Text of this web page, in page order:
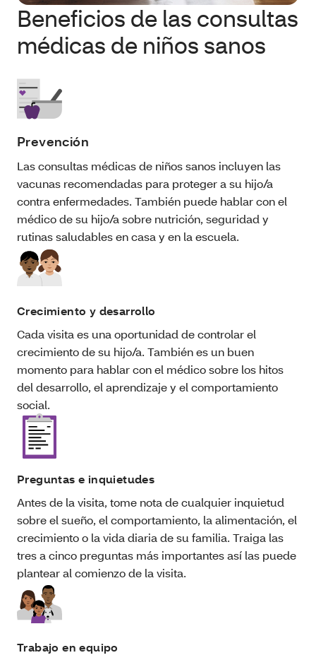
Beneficios de las consultas
médicas de niños sanos
Prevención
Las consultas médicas de niños sanos incluyen las
vacunas recomendadas para proteger a su hijo/a
contra enfermedades. También puede hablar con el
médico de su hijo/a sobre nutrición, seguridad y
rutinas saludables en casa y en la escuela.
Crecimiento y desarrollo
Cada visita es una oportunidad de controlar el
crecimiento de su hijo/a. También es un buen
momento para hablar con el médico sobre los hitos
del desarrollo, el aprendizaje y el comportamiento
social.
Preguntas e inquietudes
Antes de la visita, tome nota de cualquier inquietud
sobre el sueño, el comportamiento, la alimentación, el
crecimiento o la vida diaria de su familia. Traiga las
tres a cinco preguntas más importantes así las puede
plantear al comienzo de la visita.
Trabajo en equipo